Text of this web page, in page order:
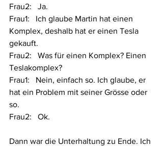
Frau2:   Ja.
Frau1:   Ich glaube Martin hat einen
Komplex, deshalb hat er einen Tesla
gekauft.
Frau2:   Was für einen Komplex? Einen
Teslakomplex?
Frau1:   Nein, einfach so. Ich glaube, er
hat ein Problem mit seiner Grösse oder
so.
Frau2:   Ok.
Dann war die Unterhaltung zu Ende. Ich